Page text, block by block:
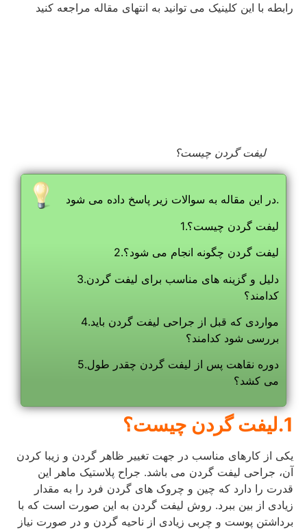
رابطه با این کلینیک می توانید به انتهای مقاله مراجعه کنید
لیفت گردن چیست؟
در این مقاله به سوالات زیر پاسخ داده می شود.
1.لیفت گردن چیست؟
2.لیفت گردن چگونه انجام می شود؟
3.دلیل و گزینه های مناسب برای لیفت گردن
کدامند؟
4.مواردی که قبل از جراحی لیفت گردن باید
بررسی شود کدامند؟
5.دوره نقاهت پس از لیفت گردن چقدر طول
می کشد؟
1.لیفت گردن چیست؟
یکی از کارهای مناسب در جهت تغییر ظاهر گردن و زیبا کردن
آن، جراحی لیفت گردن می باشد. جراح پلاستیک ماهر این
قدرت را دارد که چین و چروک های گردن فرد را به مقدار
زیادی از بین ببرد. روش لیفت گردن به این صورت است که با
برداشتن پوست و چربی زیادی از ناحیه گردن و در صورت نیاز